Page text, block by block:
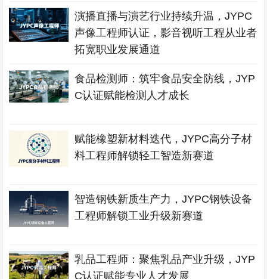
演播直播与演艺行业持续升温，JYPC
声像工程师认证，影音视听工程从业者
拓宽职业发展通道
食品检测师：筑牢食品安全防线，JYP
C认证赋能检测人才成长
赋能橡塑新材料迭代，JYPC高分子材
料工程师解锁轻工智造新赛道
智造钢铁新质生产力，JYPC钢铁设备
工程师解锁工业升级新赛道
乳品工程师：聚焦乳品产业升级，JYP
C认证赋能专业人才发展